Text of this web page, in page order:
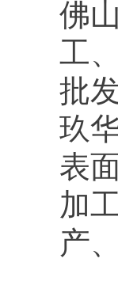
佛
工
批
玖
表
加
产